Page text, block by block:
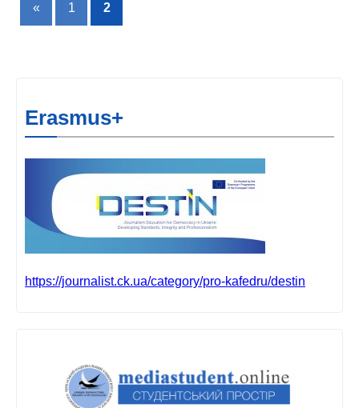
« 1 2
Erasmus+
https://journalist.ck.ua/category/pro-kafedru/destin